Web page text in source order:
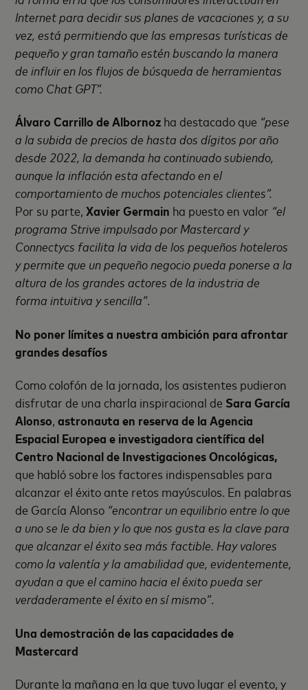
Internet para decidir sus planes de vacaciones y, a su
vez, está permitiendo que las empresas turísticas de
pequeño y gran tamaño estén buscando la manera
de influir en los flujos de búsqueda de herramientas
como Chat GPT”.
Álvaro Carrillo de Albornoz ha destacado que “pese
a la subida de precios de hasta dos dígitos por año
desde 2022, la demanda ha continuado subiendo,
aunque la inflación esta afectando en el
comportamiento de muchos potenciales clientes”.
Por su parte,Xavier Germain ha puesto en valor “el
programa Strive impulsado por Mastercard y
Connectycs facilita la vida de los pequeños hoteleros
y permite que un pequeño negocio pueda ponerse a la
altura de los grandes actores de la industria de
forma intuitiva y sencilla”.
No poner límites a nuestra ambición para afrontar
grandes desafíos
Como colofón de la jornada, los asistentes pudieron
disfrutar de una charla inspiracional de Sara García
Alonso,astronauta en reserva de la Agencia
Espacial Europea e investigadora científica del
Centro Nacional de Investigaciones Oncológicas,
que habló sobre los factores indispensables para
alcanzar el éxito ante retos mayúsculos. En palabras
de García Alonso “encontrar un equilibrio entre lo que
a uno se le da bien y lo que nos gusta es la clave para
que alcanzar el éxito sea más factible. Hay valores
como la valentía y la amabilidad que, evidentemente,
ayudan a que el camino hacia el éxito pueda ser
verdaderamente el éxito en sí mismo”.
Una demostración de las capacidades de
Mastercard
Durante la mañana en la que tuvo lugar el evento, y